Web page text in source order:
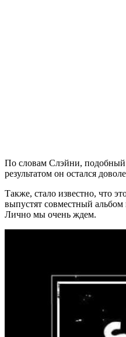
По словам Слэйни,
результатом он остался
Также, стало известно, что
выпустят совместный
Лично мы очень ждем.